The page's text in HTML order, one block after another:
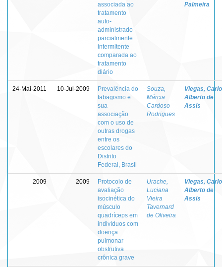
associada ao
tratamento
auto-
administrado
parcialmente
intermitente
comparada ao
tratamento
diário
Palmeira
24-Mai-2011 10-Jul-2009
Prevalência do
tabagismo e
sua
associação
com o uso de
outras drogas
entre os
escolares do
Distrito
Federal, Brasil
Souza,
Márcia
Cardoso
Rodrigues
Viegas,
Alberto de
Assis
2009 2009
Protocolo de
avaliação
isocinética do
músculo
quadríceps em
indivíduos com
doença
pulmonar
obstrutiva
crônica grave
Urache,
Luciana
Vieira
Tavernard
de Oliveira
Viegas,
Alberto de
Assis